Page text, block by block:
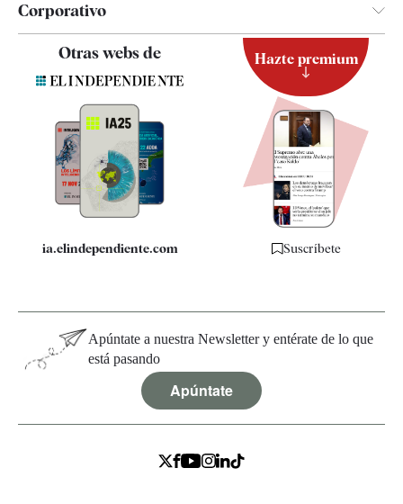
Corporativo
Contacto
Quiénes somos
Especificaciones
Otras webs de
ia.elindependiente.com
Hazte premium
Suscríbete
Apúntate a nuestra Newsletter y entérate de lo que
está pasando
Apúntate